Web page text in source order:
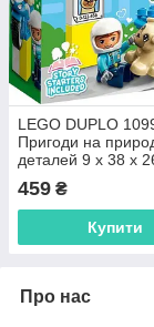
LEGO DUPLO
Пригоди на
деталей 9 x 38 x
459 ₴
Купити
Про нас